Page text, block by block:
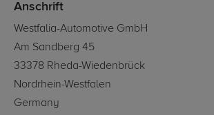
Anschrift
Westfalia-Automotive GmbH
Am Sandberg 45
33378 Rheda-Wiedenbrück
Nordrhein-Westfalen
Germany